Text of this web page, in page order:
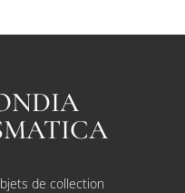
de collection